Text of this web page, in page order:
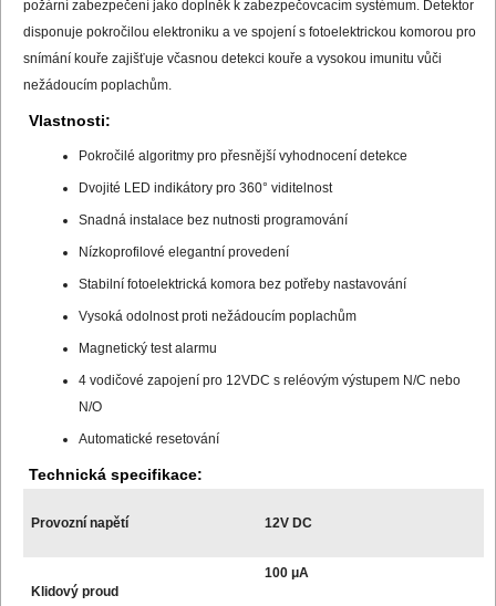
požární zabezpečení jako doplněk k zabezpečovcacím systémum. Detektor
disponuje pokročilou elektroniku a ve spojení s fotoelektrickou komorou pro
snímání kouře zajišťuje včasnou detekci kouře a vysokou imunitu vůči
nežádoucím poplachům.
Vlastnosti:
Pokročilé algoritmy pro přesnější vyhodnocení detekce
Dvojité LED indikátory pro 360° viditelnost
Snadná instalace bez nutnosti programování
Nízkoprofilové elegantní provedení
Stabilní fotoelektrická komora bez potřeby nastavování
Vysoká odolnost proti nežádoucím poplachům
Magnetický test alarmu
4 vodičové zapojení pro 12VDC s reléovým výstupem N/C nebo
N/O
Automatické resetování
Technická specifikace:
Provozní napětí 12V DC
Klidový proud
100 μA